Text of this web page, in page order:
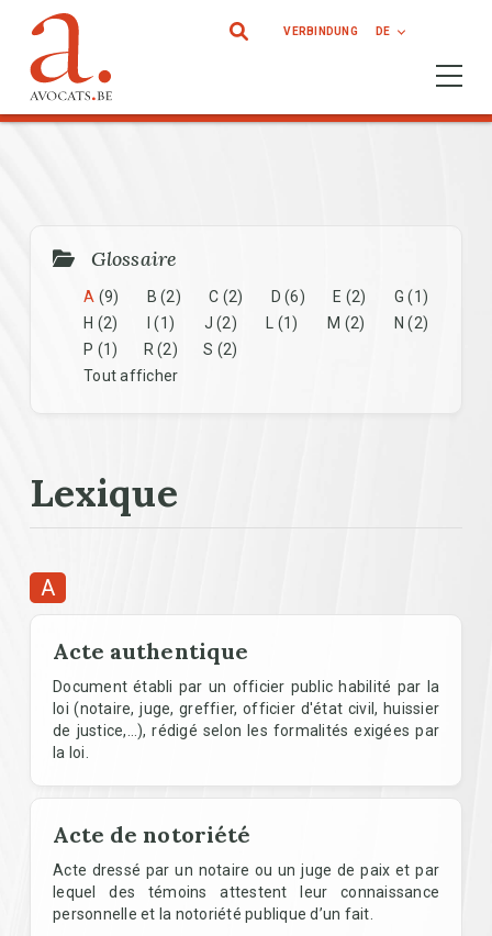
Direkt zum Inhalt
Ouvrir
VERBINDUNG DE
Glossaire
A (9) B (2) C (2) D (6) E (2) G (1)
H (2) (1) J (2) (1) M (2) N (2)
P (1) R (2) S (2)
Tout afficher
Lexique
A
Acte authentique
Document établi par un officier public habilité par la
loi (notaire, juge, greffier, officier d'état civil, huissier
de justice,…), rédigé selon les formalités exigées par
la loi.
Acte de notoriété
Acte dressé par un notaire ou un juge de paix et par
lequel des témoins attestent leur connaissance
personnelle et la notoriété publique d’un fait.